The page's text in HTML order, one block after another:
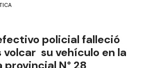
policial falleció
volcar su vehículo en la